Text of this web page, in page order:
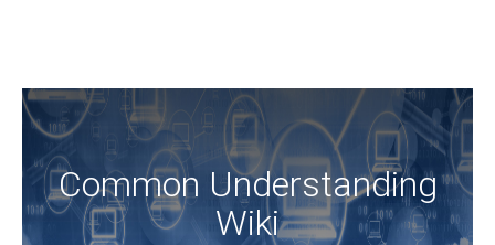
Common Understanding
Wiki